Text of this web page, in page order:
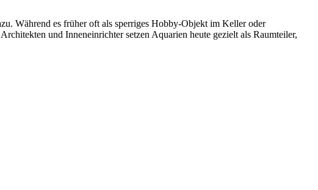
Während es früher oft als sperriges Hobby-Objekt im Keller oder
und Inneneinrichter setzen Aquarien heute gezielt als Raumteiler,